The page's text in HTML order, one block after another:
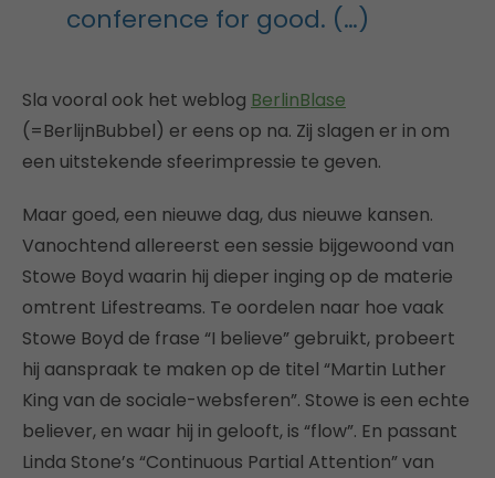
conference for good. (…)
Sla vooral ook het weblog BerlinBlase
(=BerlijnBubbel) er eens op na. Zij slagen er in om
een uitstekende sfeerimpressie te geven.
Maar goed, een nieuwe dag, dus nieuwe kansen.
Vanochtend allereerst een sessie bijgewoond van
Stowe Boyd waarin hij dieper inging op de materie
omtrent Lifestreams. Te oordelen naar hoe vaak
Stowe Boyd de frase “I believe” gebruikt, probeert
hij aanspraak te maken op de titel “Martin Luther
King van de sociale-websferen”. Stowe is een echte
believer, en waar hij in gelooft, is “flow”. En passant
Linda Stone’s “Continuous Partial Attention” van